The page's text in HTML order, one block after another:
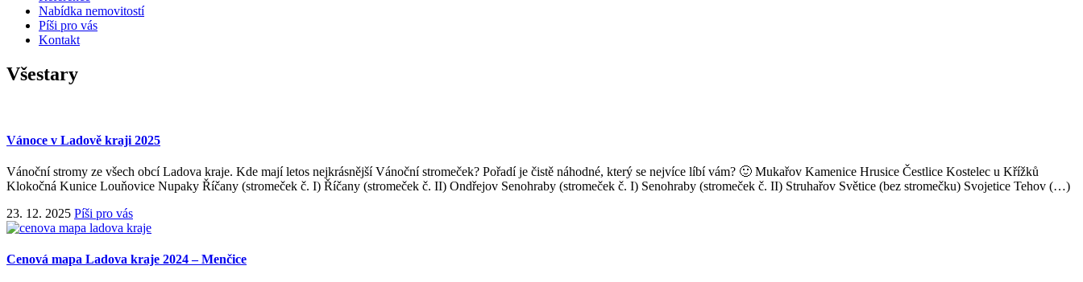
Nabídka nemovitostí
Píši pro vás
Kontakt
Všestary
Vánoce v Ladově kraji 2025
Vánoční stromy ze všech obcí Ladova kraje. Kde mají letos nejkrásnější Vánoční stromeček? Pořadí je čistě náhodné, který se nejvíce líbí vám? 🙂 Mukařov Kamenice Hrusice Čestlice Kostelec u Křížků
Klokočná Kunice Louňovice Nupaky Říčany (stromeček č. I) Říčany (stromeček č. II) Ondřejov Senohraby (stromeček č. I) Senohraby (stromeček č. II) Struhařov Světice (bez stromečku) Svojetice Tehov (…)
23. 12. 2025 Píši pro vás
Cenová mapa Ladova kraje 2024 – Menčice